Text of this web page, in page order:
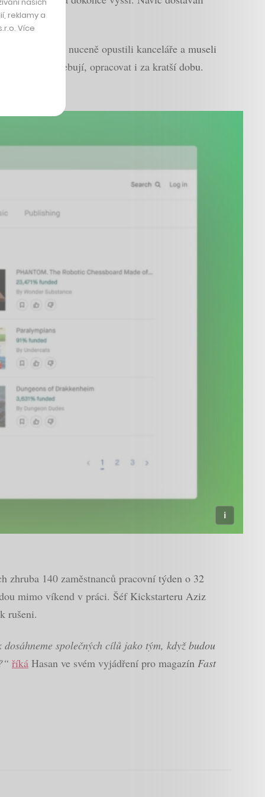
Jakmile lidé nuceně opustili kanceláře a museli
vše, co potřebují, opracovat i za kratší dobu.
zhruba 140 zaměstnanců pracovní týden o 32
mimo víkend v práci. Šéf Kickstarteru Aziz
rušeni.
společných cílů jako tým, když budou
říká Hasan ve svém vyjádření pro magazín Fast
reklamy a
Více